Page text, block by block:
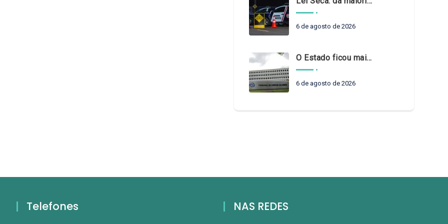
6 de agosto de 2026
O Estado ficou mais complexo. O controle precisa acompanhar
6 de agosto de 2026
Telefones NAS REDES